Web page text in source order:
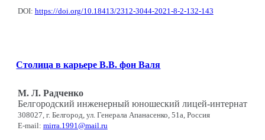
DOI: https://doi.org/10.18413/2312-3044-2021-8-2-132-143
Столица в карьере В.В. фон Валя
М. Л. Радченко
Белгородский инженерный юношеский лицей-интернат
308027, г. Белгород, ул. Генерала Апанасенко, 51а, Россия
E-mail: mirra.1991@mail.ru